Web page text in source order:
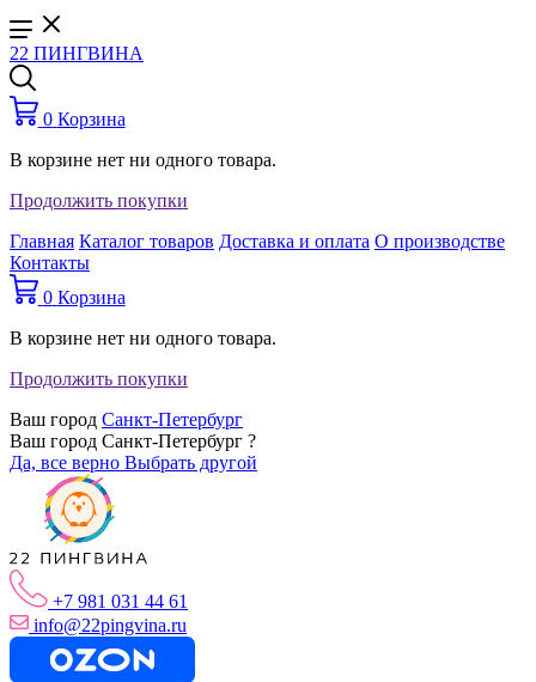
22 ПИНГВИНА
0 Корзина
В корзине нет ни одного товара.
Продолжить покупки
Главная Каталог товаров Доставка и оплата О производстве
Контакты
0 Корзина
В корзине нет ни одного товара.
Продолжить покупки
Ваш город Санкт-Петербург
Ваш город Санкт-Петербург ?
Да, все верно Выбрать другой
+7 981 031 44 61
info@22pingvina.ru